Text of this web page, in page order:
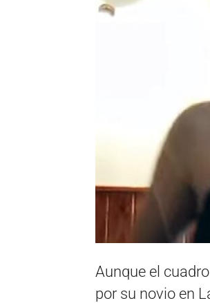
Aunque el
por su novio en